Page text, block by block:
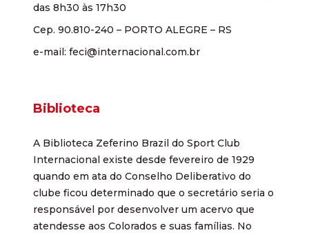
das 8h30 às 17h30
Cep. 90.810-240 – PORTO ALEGRE – RS
e-mail: feci@internacional.com.br
Biblioteca
A Biblioteca Zeferino Brazil do Sport Club
Internacional existe desde fevereiro de 1929
quando em ata do Conselho Deliberativo do
clube ficou determinado que o secretário seria o
responsável por desenvolver um acervo que
atendesse aos Colorados e suas famílias. No